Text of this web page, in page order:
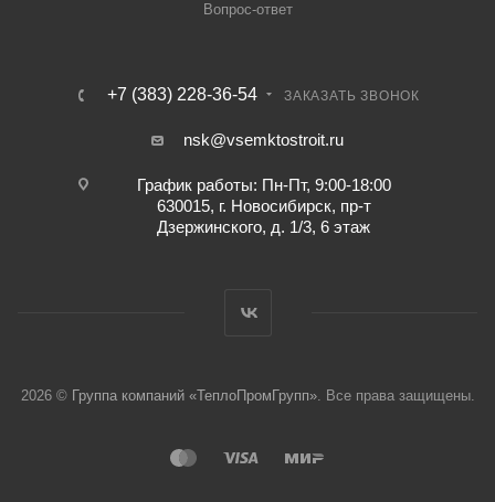
Вопрос-ответ
+7 (383) 228-36-54 ЗАКАЗАТЬ ЗВОНОК
nsk@vsemktostroit.ru
График работы: Пн-Пт, 9:00-18:00
630015, г. Новосибирск, пр-т
Дзержинского, д. 1/3, 6 этаж
2026 © Группа компаний «ТеплоПромГрупп». Все права защищены.